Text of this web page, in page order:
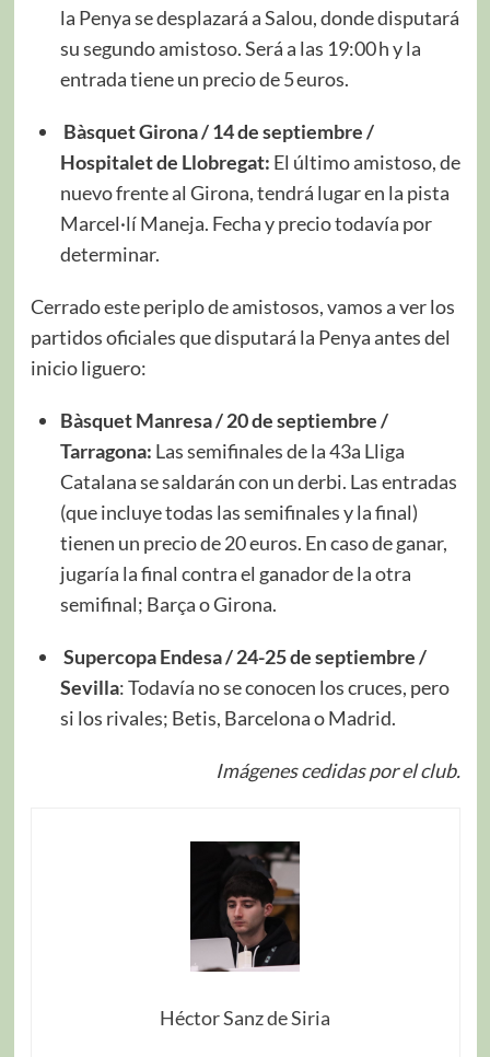
la Penya se desplazará a Salou, donde disputará
su segundo amistoso. Será a las 19:00 h y la
entrada tiene un precio de 5 euros.
Bàsquet Girona / 14 de septiembre /
Hospitalet de Llobregat: El último amistoso, de
nuevo frente al Girona, tendrá lugar en la pista
Marcel·lí Maneja. Fecha y precio todavía por
determinar.
Cerrado este periplo de amistosos, vamos a ver los
partidos oficiales que disputará la Penya antes del
inicio liguero:
Bàsquet Manresa / 20 de septiembre /
Tarragona: Las semifinales de la 43a Lliga
Catalana se saldarán con un derbi. Las entradas
(que incluye todas las semifinales y la final)
tienen un precio de 20 euros. En caso de ganar,
jugaría la final contra el ganador de la otra
semifinal; Barça o Girona.
Supercopa Endesa / 24-25 de septiembre /
Sevilla: Todavía no se conocen los cruces, pero
si los rivales; Betis, Barcelona o Madrid.
Imágenes cedidas por el club.
Héctor Sanz de Siria